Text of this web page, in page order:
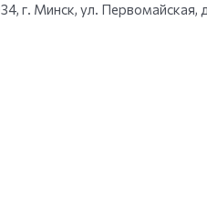
г. Минск, ул. Первомайская,